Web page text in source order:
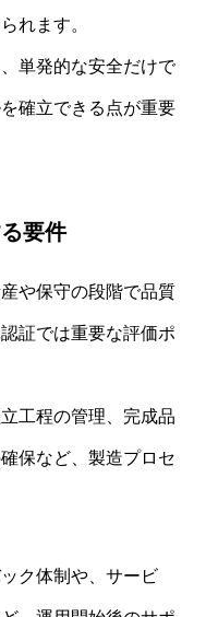
れます。
単発的な安全だけで
確立できる点が重要
要件
や保守の段階で品質
証では重要な評価ポ
工程の管理、完成品
保など、製造プロセ
ク体制や、サービ